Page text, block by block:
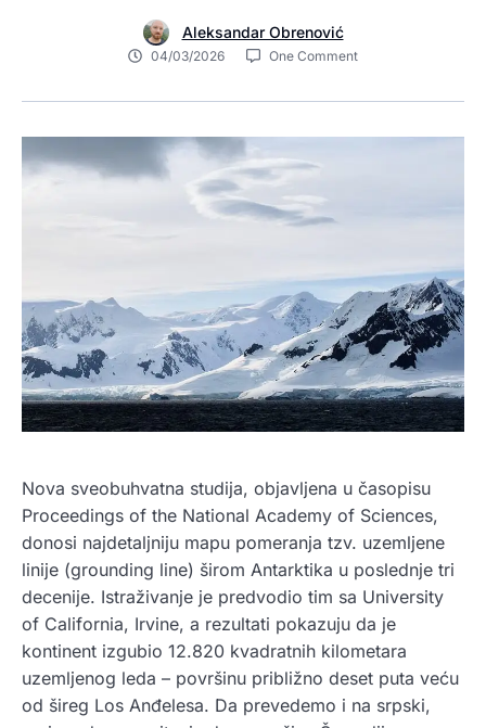
Aleksandar Obrenović
04/03/2026 One Comment
Nova sveobuhvatna studija, objavljena u časopisu
Proceedings of the National Academy of Sciences,
donosi najdetaljniju mapu pomeranja tzv. uzemljene
linije (grounding line) širom Antarktika u poslednje tri
decenije. Istraživanje je predvodio tim sa University
of California, Irvine, a rezultati pokazuju da je
kontinent izgubio 12.820 kvadratnih kilometara
uzemljenog leda – površinu približno deset puta veću
od šireg Los Anđelesa. Da prevedemo i na srpski,